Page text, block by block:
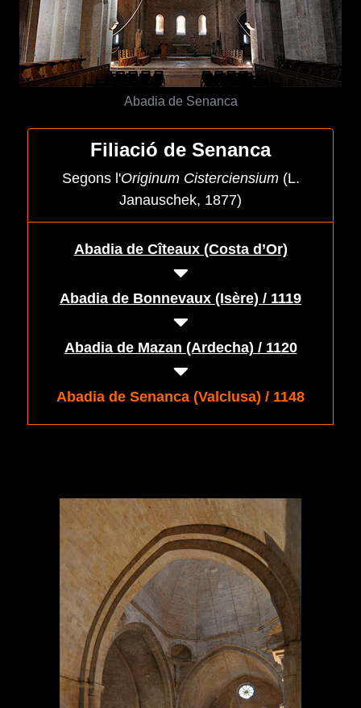
Abadia de Senanca
Filiació de Senanca
Segons l'Originum Cisterciensium(L.
Janauschek, 1877)
Abadia de Cîteaux (Costa d’Or)
Abadia de Bonnevaux (Isère) / 1119
Abadia de Mazan (Ardecha) / 1120
Abadia de Senanca (Valclusa) / 1148